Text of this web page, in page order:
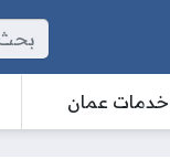
البحث
خدمات عمان